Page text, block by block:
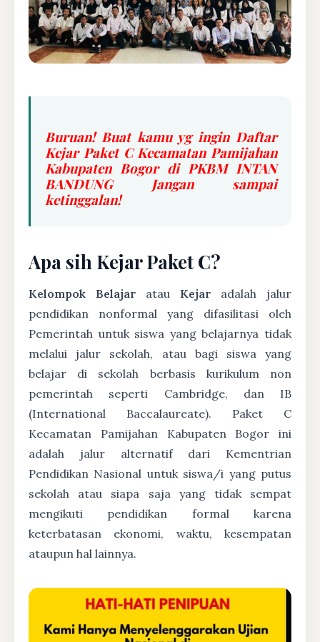
Buruan! Buat kamu yg ingin Daftar
Kejar Paket C Kecamatan Pamijahan
Kabupaten Bogor di PKBM INTAN
BANDUNG Jangan sampai
ketinggalan!
Apa sih Kejar Paket C?
Kelompok Belajar atau Kejar adalah jalur
pendidikan nonformal yang difasilitasi oleh
Pemerintah untuk siswa yang belajarnya tidak
melalui jalur sekolah, atau bagi siswa yang
belajar di sekolah berbasis kurikulum non
pemerintah seperti Cambridge, dan IB
(International Baccalaureate). Paket C
Kecamatan Pamijahan Kabupaten Bogor ini
adalah jalur alternatif dari Kementrian
Pendidikan Nasional untuk siswa/i yang putus
sekolah atau siapa saja yang tidak sempat
mengikuti pendidikan formal karena
keterbatasan ekonomi, waktu, kesempatan
ataupun hal lainnya.